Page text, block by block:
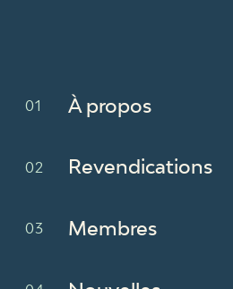
À propos
Revendications
Membres